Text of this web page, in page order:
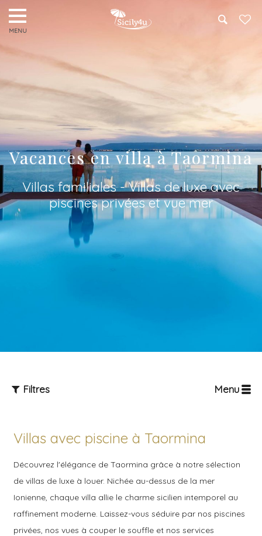
Vacances en villa à Taormina
Villas familiales - Villas de luxe avec
piscines privées et vue mer
Filtres Menu
Personnes
Villas avec piscine à Taormina
Découvrez l'élégance de Taormina grâce à notre sélection
de villas de luxe à louer. Nichée au-dessus de la mer
Ionienne, chaque villa allie le charme sicilien intemporel au
raffinement moderne. Laissez-vous séduire par nos piscines
privées, nos vues à couper le souffle et nos services